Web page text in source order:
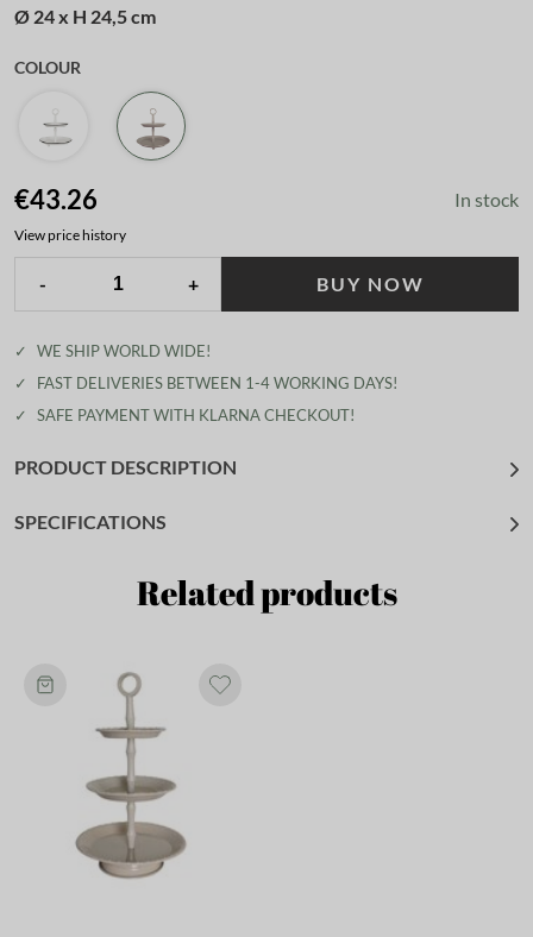
Ø 24 x H 24,5 cm
COLOUR
€43.26 In stock
View price history
- + BUY NOW
✓
WE SHIP WORLD WIDE!
✓
FAST DELIVERIES BETWEEN 1-4 WORKING DAYS!
✓
SAFE PAYMENT WITH KLARNA CHECKOUT!
PRODUCT DESCRIPTION
SPECIFICATIONS
Related products